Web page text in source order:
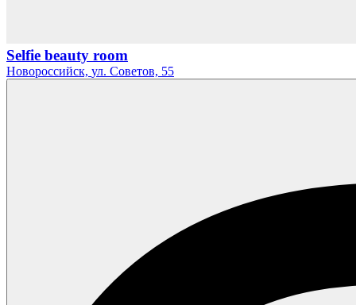
Selfie beauty room
Новороссийск, ул. Советов, 55